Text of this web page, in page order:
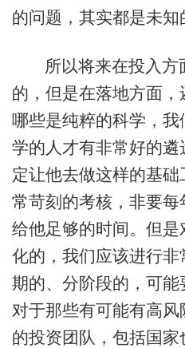
的问题，其实都是未知
所以将来在投入
的，但是在落地方面
哪些是纯粹的科学，
学的人才有非常好的
定让他去做这样的基
常苛刻的考核，非要
给他足够的时间。但
化的，我们应该进行
期的、分阶段的，可能
对于那些有可能有高
的投资团队，包括国